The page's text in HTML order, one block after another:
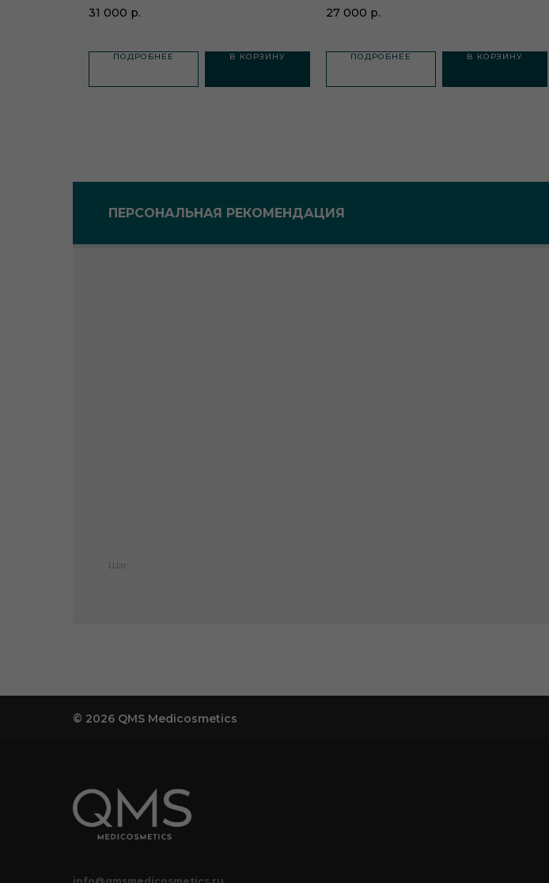
31 000 р.
ПОДРОБНЕЕ В КОРЗИНУ
27 000 р.
ПОДРОБНЕЕ В КОРЗИНУ
ПЕРСОНАЛЬНАЯ РЕКОМЕНДАЦИЯ
Шаг:
© 2026 QMS Medicosmetics